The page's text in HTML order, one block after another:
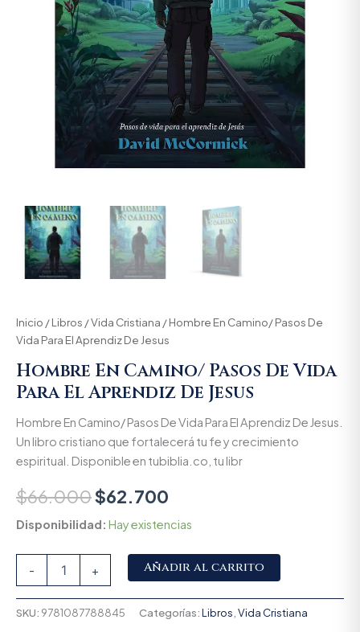
Inicio /Libros /Vida Cristiana / Hombre En Camino/ Pasos De
Vida Para El Aprendiz De Jesus
Hombre En Camino/ Pasos De Vida
Para El Aprendiz De Jesus
Hombre En Camino/ Pasos De Vida Para El Aprendiz De Jesus.
Un libro cristiano que fortalecerá tu fe y crecimiento
espiritual. Disponible en tubiblia.co, tu libr
$66.000$62.700
Disponibilidad: Hay existencias
- + Añadir al carrito
SKU: 9781087788845 Categorías:Libros Vida Cristiana